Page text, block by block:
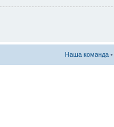
Наша команда •